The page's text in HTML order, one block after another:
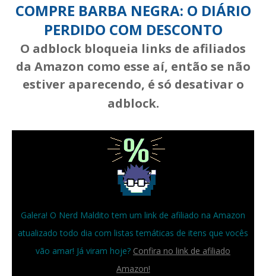
COMPRE BARBA NEGRA: O DIÁRIO
PERDIDO COM DESCONTO
O adblock bloqueia links de afiliados
da Amazon como esse aí, então se não
estiver aparecendo, é só desativar o
adblock.
Galera! O Nerd Maldito tem um link de afiliado na Amazon
atualizado todo dia com listas temáticas de itens que vocês
vão amar! Já viram hoje? Confira no link de afiliado
Amazon!